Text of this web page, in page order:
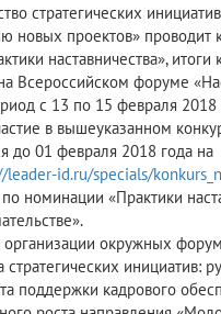
стратегических
новых проектов» проводит
наставничества», итоги
Всероссийском форуме
с 13 по 15 февраля 2018
в вышеуказанном
до 01 февраля 2018 года на
leader-id.ru/specials/
номинации «Практики
организации окружных
стратегических инициатив:
поддержки кадрового